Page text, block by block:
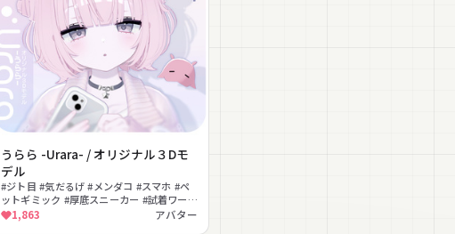
うらら -Urara- / オリジナル３Dモ
デル
#ジト目 #気だるげ #メンダコ #スマホ #ペ
ットギミック #厚底スニーカー #試着ワール
ドあり
1,863 アバター